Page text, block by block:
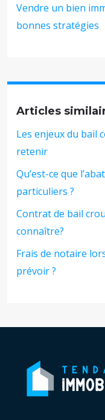
Vendre un bien
bonnes stratégies
Articles
Les enjeux du bail
retenir
Qu’est-ce que
particuliers ?
Contrat de bail
connaître?
Frais de notaire
prévoir ?